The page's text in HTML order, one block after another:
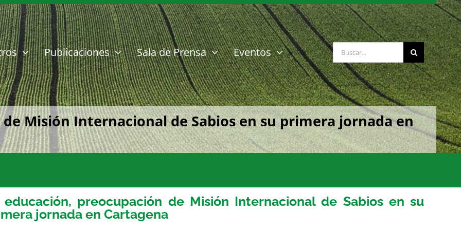
Publicaciones Sala de Prensa Eventos Buscar:
Misión Internacional de Sabios en su primera jornada en
educación, preocupación de Misión Internacional de Sabios en su
jornada en Cartagena